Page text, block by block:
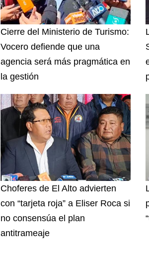
Cierre del Ministerio de Turismo:
Vocero defiende que una
agencia será más pragmática en
la gestión
Choferes de El Alto advierten
con “tarjeta roja” a Eliser Roca si
no consensúa el plan
antitrameaje